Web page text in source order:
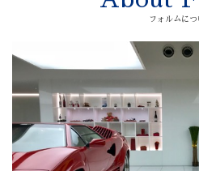
フォルムにつ